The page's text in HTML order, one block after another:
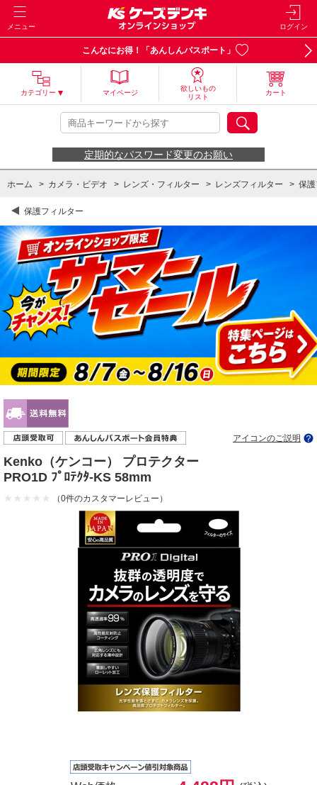
メニュー ログイン
こんなにお得！「あんしんパスポート」
カテゴリー マイページ
欲しいもの
リスト
カート
定期的なパスワード変更のお願い
ホーム > カメラ・ビデオ > レンズ・フィルター > レンズフィルター > 保
保護フィルター
アイコンのご説明
Kenko（ケンコー） プロテクター
PRO1D ﾌﾟﾛﾃｸﾀ-KS 58mm
（0件のカスタマーレビュー）